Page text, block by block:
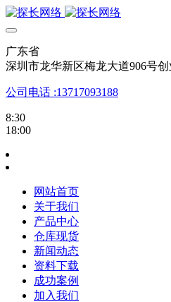
广东省
深圳市龙华新区梅龙大道906号创
公司电话 :13717093188
8:30
18:00
网站首页
关于我们
产品中心
仓库现货
新闻动态
资料下载
成功案例
加入我们